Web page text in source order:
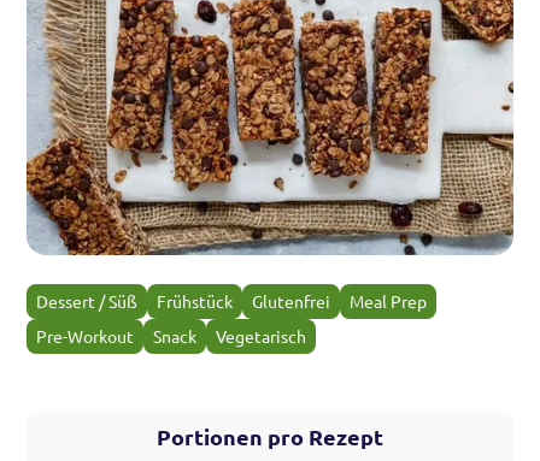
Dessert / Süß Frühstück Glutenfrei
Meal Prep
Pre-Workout
Snack Vegetarisch
Portionen pro Rezept